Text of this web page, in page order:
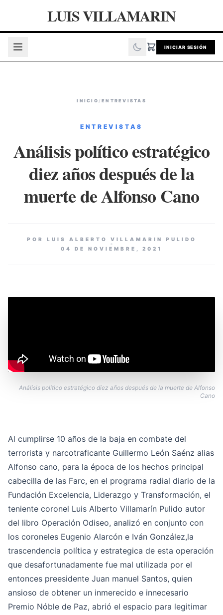
LUIS VILLAMARIN
INICIAR SESIÓN
INICIO / ENTREVISTAS
ENTREVISTAS
Análisis político estratégico
diez años después de la
muerte de Alfonso Cano
POR LUIS ALBERTO VILLAMARIN PULIDO
04 DE NOVIEMBRE, 2021
Análisis político estratégico diez años después de la muerte de Alfonso
Cano
Al cumplirse 10 años de la baja en combate del
terrorista y narcotraficante Guillermo León Saénz alias
Alfonso cano, para la época de los hechos principal
cabecilla de las Farc, en el programa radial diario de la
Fundación Excelencia, Liderazgo y Transformación, el
teniente coronel Luis Alberto Villamarín Pulido autor
del libro Operación Odiseo, analizó en conjunto con
los coroneles Eugenio Alarcón e Iván González,la
trascendencia política y estrategica de esta operación
que desafortunadamente fue mal utilizada por el
entonces preesidente Juan manuel Santos, quien
ansioso de obtener un inmerecido e innecesario
Premio Nóble de Paz, abrió el espacio para legitimar